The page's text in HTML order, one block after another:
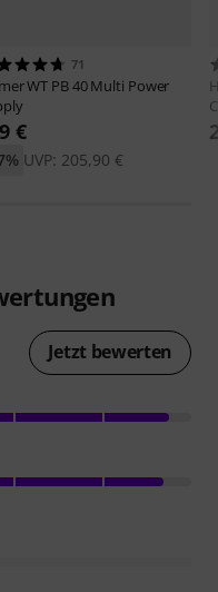
71
WT PB 40 Multi Power
€
UVP: 205,90 €
Jetzt bewerten